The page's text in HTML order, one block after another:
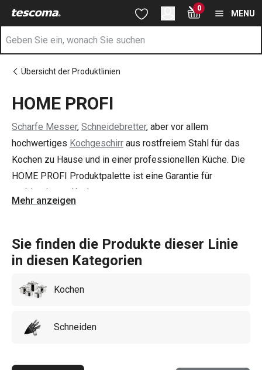
Sie befinden sich auf der HOME PROFI Seite
Zum Hauptinhalt springen
Zur Suche springen
Zur Navigation springen 0
MENU
Übersicht der Produktlinien
HOME PROFI
Scharfe Messer, Schneidebretter, aber vor allem
hochwertiges Kochgeschirr aus rostfreiem Stahl für das
Kochen zu Hause und in einer professionellen Küche. Die
HOME PROFI Produktpalette ist eine Garantie für
problemloses Kochen.
Mehr anzeigen
Sie finden die Produkte dieser Linie
in diesen Kategorien
Kochen
Schneiden